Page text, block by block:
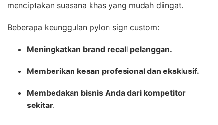
menciptakan suasana khas yang mudah diingat.
Beberapa keunggulan pylon sign custom:
Meningkatkan brand recall pelanggan.
Memberikan kesan profesional dan eksklusif.
Membedakan bisnis Anda dari kompetitor
sekitar.